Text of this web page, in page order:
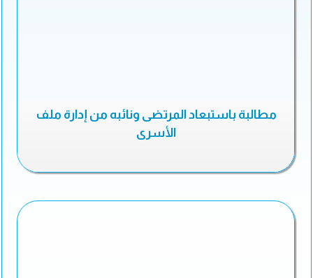
مطالبة باستبعاد المرتضى ونائبه من إدارة ملف
الأسرى